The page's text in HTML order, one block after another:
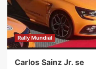
Rally Mundial
Carlos Sainz Jr. se